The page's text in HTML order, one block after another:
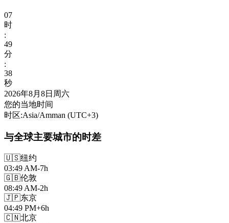
07
时
:
49
分
:
40
秒
2026年8月8日周六
您的当地时间
时区:Asia/Amman (UTC+3)
与全球主要城市的时差
🇺🇸纽约
03:49 AM-7h
🇬🇧伦敦
08:49 AM-2h
🇯🇵东京
04:49 PM+6h
🇨🇳北京